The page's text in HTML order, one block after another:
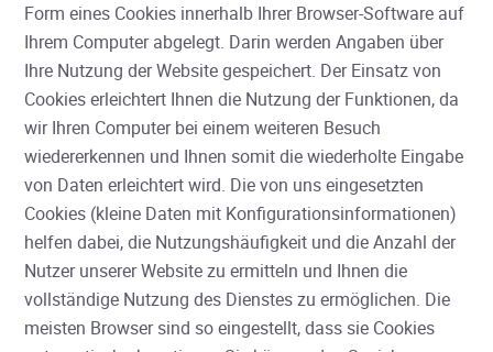
Form eines Cookies innerhalb Ihrer Browser-Software auf
Ihrem Computer abgelegt. Darin werden Angaben über
Ihre Nutzung der Website gespeichert. Der Einsatz von
Cookies erleichtert Ihnen die Nutzung der Funktionen, da
wir Ihren Computer bei einem weiteren Besuch
wiedererkennen und Ihnen somit die wiederholte Eingabe
von Daten erleichtert wird. Die von uns eingesetzten
Cookies (kleine Daten mit Konfigurationsinformationen)
helfen dabei, die Nutzungshäufigkeit und die Anzahl der
Nutzer unserer Website zu ermitteln und Ihnen die
vollständige Nutzung des Dienstes zu ermöglichen. Die
meisten Browser sind so eingestellt, dass sie Cookies